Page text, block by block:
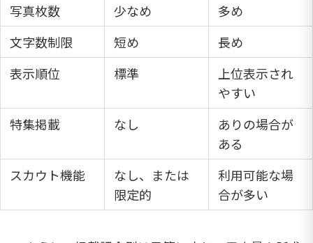
写真枚数
少なめ
多め
文字数制限
短め
長め
表示順位
標準
上位表示され
やすい
特集掲載
なし
ありの場合が
ある
スカウト機能
なし、または
限定的
利用可能な場
合が多い